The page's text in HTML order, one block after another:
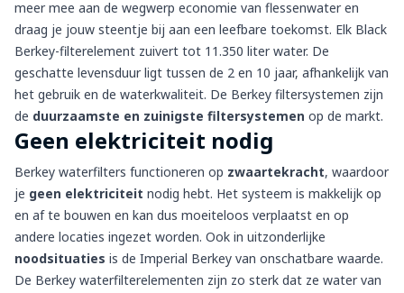
meer mee aan de wegwerp economie van flessenwater en
draag je jouw steentje bij aan een leefbare toekomst. Elk Black
Berkey-filterelement zuivert tot 11.350 liter water. De
geschatte levensduur ligt tussen de 2 en 10 jaar, afhankelijk van
het gebruik en de waterkwaliteit. De Berkey filtersystemen zijn
de duurzaamste en zuinigste filtersystemen op de markt.
Geen elektriciteit nodig
Berkey waterfilters functioneren op zwaartekracht, waardoor
je geen elektriciteit nodig hebt. Het systeem is makkelijk op
en af te bouwen en kan dus moeiteloos verplaatst en op
andere locaties ingezet worden. Ook in uitzonderlijke
noodsituaties is de Imperial Berkey van onschatbare waarde.
De Berkey waterfilterelementen zijn zo sterk dat ze water van